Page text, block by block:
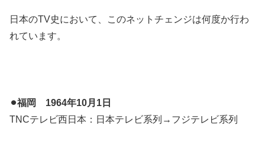
日本のTV史において、このネットチェンジは何度か行わ
れています。
⚫︎福岡 1964年10月1日
TNCテレビ西日本：日本テレビ系列→フジテレビ系列